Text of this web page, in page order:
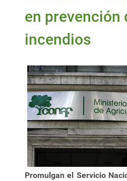
en prevención
incendios
Promulgan el Servicio